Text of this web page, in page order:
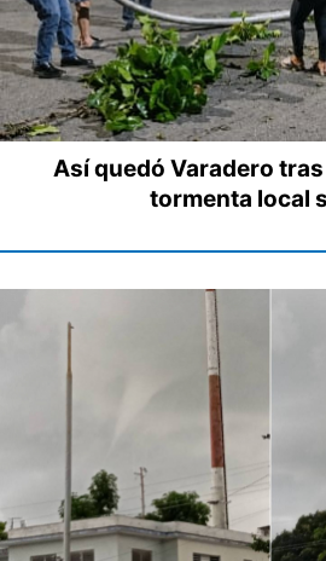
Así quedó Varadero
tormenta local